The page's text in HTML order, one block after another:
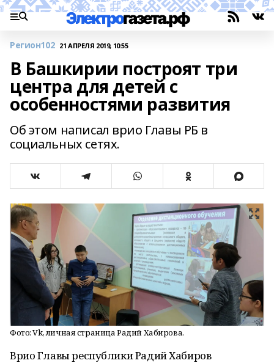
Регион102 21 АПРЕЛЯ 2019, 10:55
В Башкирии построят три
центра для детей с
особенностями развития
Об этом написал врио Главы РБ в
социальных сетях.
Фото: Vk, личная страница Радий Хабирова.
Врио Главы республики Радий Хабиров